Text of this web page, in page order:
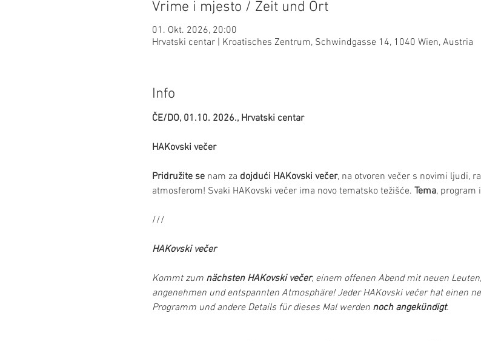
Vrime i mjesto / Zeit und Ort
01. Okt. 2026, 20:00
Hrvatski centar | Kroatisches Zentrum, Schwindgasse 14, 1040 Wien, Austria
Info
ČE/DO, 01.10. 2026., Hrvatski centar
HAKovski večer
Pridružite se nam za dojdući HAKovski večer, na otvoren večer s novimi ljudi,
atmosferom! Svaki HAKovski večer ima novo tematsko težišće. Tema, program
///
HAKovski večer
Kommt zum nächsten HAKovski večer, einem offenen Abend mit neuen
angenehmen und entspannten Atmosphäre! Jeder HAKovski večer hat einen
Programm und andere Details für dieses Mal werden noch angekündigt.